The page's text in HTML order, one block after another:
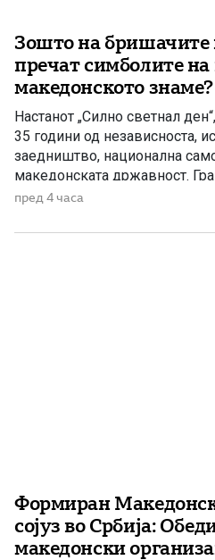
Зошто на
пречат симболите на
македонското знаме?
Настанот „Силно светнал
35 години од независноста,
заедништво, национална
македонската државност.
порака, додека Венко
истакнува македонската
пред 4 часа
Формиран
сојуз во Србија:
македонски